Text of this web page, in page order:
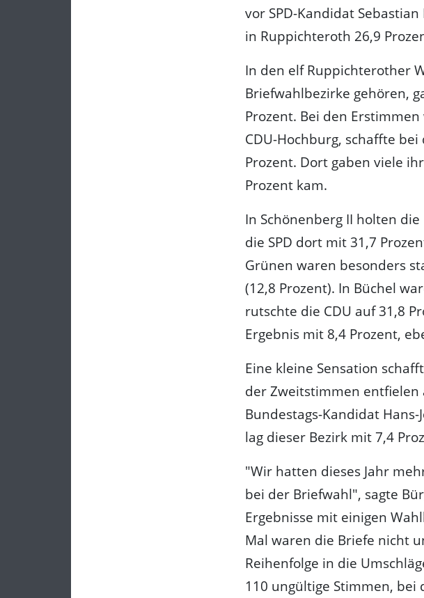
vor SPD-Kandidat
in Ruppichteroth 26,9
In den elf Ruppichterother
Briefwahlbezirke gehören,
Prozent. Bei den
CDU-Hochburg, schaffte
Prozent. Dort gaben viele
Prozent kam.
In Schönenberg II holten
die SPD dort mit 31,7
Grünen waren besonders
(12,8 Prozent). In Büchel
rutschte die CDU auf 31,8
Ergebnis mit 8,4 Prozent,
Eine kleine Sensation
der Zweitstimmen entfielen
Bundestags-Kandidat
lag dieser Bezirk mit 7,4
"Wir hatten dieses Jahr
bei der Briefwahl", sagte
Ergebnisse mit einigen
Mal waren die Briefe nicht
Reihenfolge in die
110 ungültige Stimmen, bei